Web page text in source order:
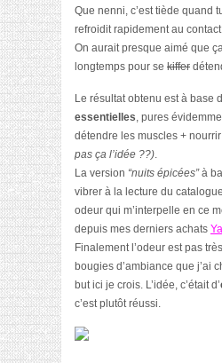
Que nenni, c’est tiède quand
refroidit rapidement au
On aurait presque aimé que
longtemps pour se kiffer
Le résultat obtenu est à base
essentielles, pures
détendre les muscles +
pas ça l’idée ??).
La version “nuits épicées”à
vibrer à la lecture du
odeur qui m’interpelle en ce
depuis mes derniers achats
Finalement l’odeur est pas
bougies d’ambiance que j’ai
but ici je crois. L’idée, c’était d’
c’est plutôt réussi.